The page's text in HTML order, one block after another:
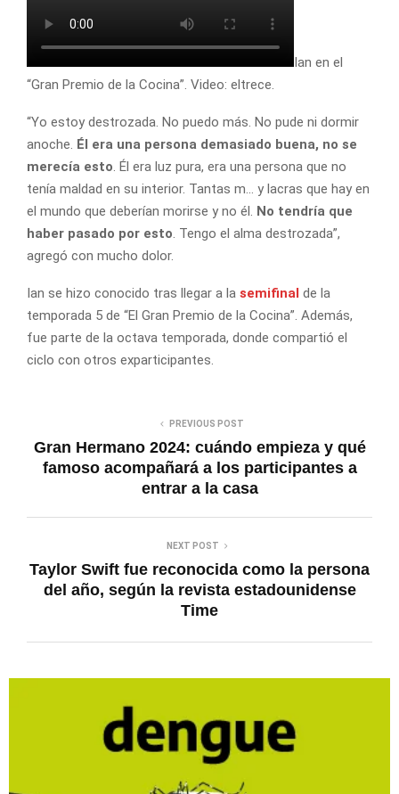
Ian en el
“Gran Premio de la Cocina”. Video: eltrece.
“Yo estoy destrozada. No puedo más. No pude ni dormir
anoche. Él era una persona demasiado buena, no se
merecía esto . Él era luz pura, era una persona que no
tenía maldad en su interior. Tantas m… y lacras que hay en
el mundo que deberían morirse y no él. No tendría que
haber pasado por esto . Tengo el alma destrozada”,
agregó con mucho dolor.
Ian se hizo conocido tras llegar a la semifinal de la
temporada 5 de “El Gran Premio de la Cocina”. Además,
fue parte de la octava temporada, donde compartió el
ciclo con otros exparticipantes.
PREVIOUS POST
Gran Hermano 2024: cuándo empieza y qué
famoso acompañará a los participantes a
entrar a la casa
NEXT POST
Taylor Swift fue reconocida como la persona
del año, según la revista estadounidense
Time